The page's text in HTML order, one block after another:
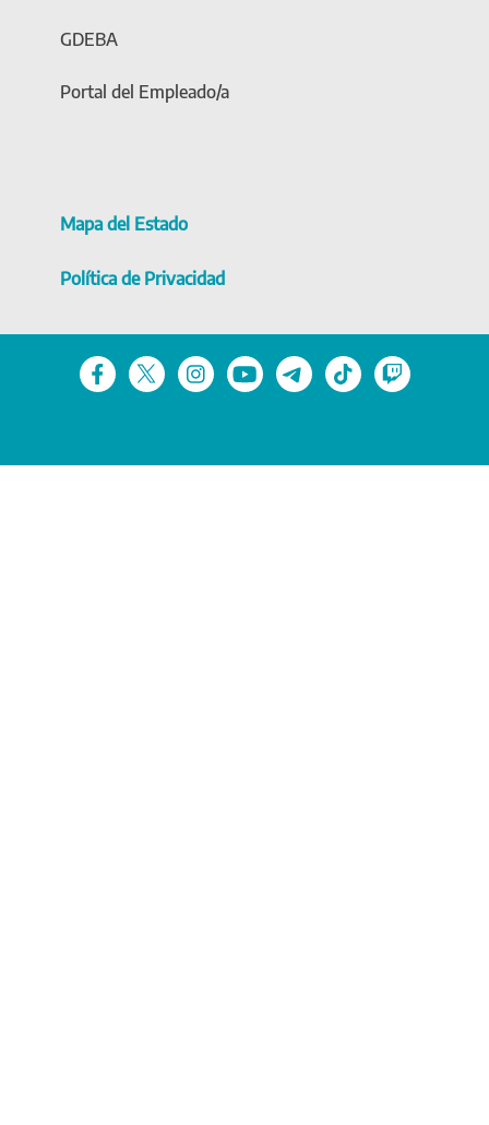
GDEBA
Portal del Empleado/a
Mapa del Estado
Política de Privacidad